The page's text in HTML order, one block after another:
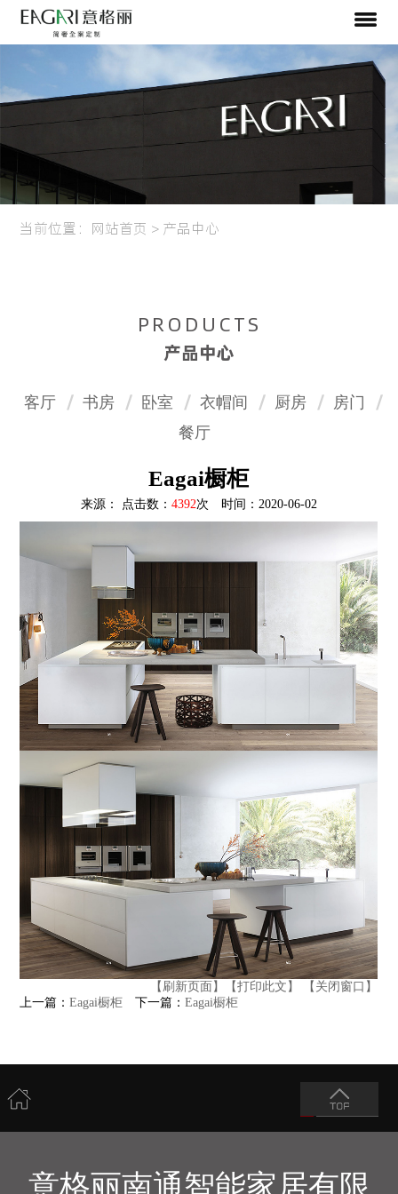
当前位置： 网站首页 > 产品中心
PRODUCTS
产品中心
客厅 书房 卧室 衣帽间 厨房
房门
餐厅
Eagai橱柜
来源： 点击数： 4392次 时间：2020-06-02
【刷新页面】 【打印此文】
【关闭窗口】
上一篇：Eagai橱柜 下一篇：Eagai橱柜
意格丽南通智能家居有限